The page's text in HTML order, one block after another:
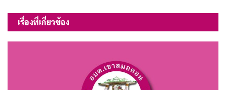
เรื่อง
เรื่องที่เกี่ยวข้อง